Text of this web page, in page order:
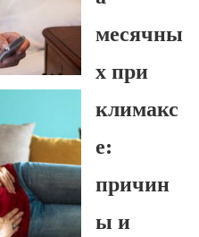
месячны
х при
климакс
е:
причин
ы и